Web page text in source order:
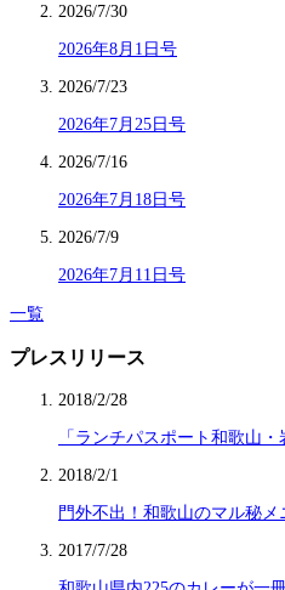
2026/7/30
2026年8月1日号
2026/7/23
2026年7月25日号
2026/7/16
2026年7月18日号
2026/7/9
2026年7月11日号
一覧
プレスリリース
2018/2/28
「ランチパスポート和歌山
2018/2/1
門外不出！和歌山のマル秘
2017/7/28